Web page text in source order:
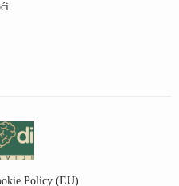
Policy (EU)